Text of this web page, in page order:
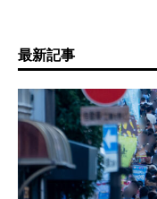
最新記事